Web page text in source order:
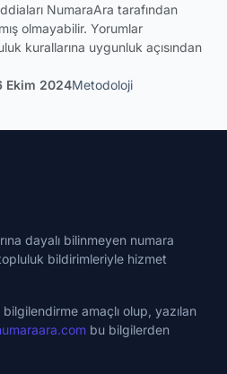
NumaraAra tarafından
olmayabilir. Yorumlar
kurallarına uygunluk açısından
Ekim 2024Metodoloji
dayalı bilinmeyen numara
bildirimleriyle hizmet
amaçlı olup, yazılan
bu bilgilerden